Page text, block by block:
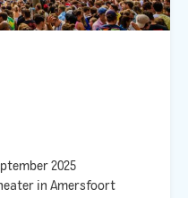
2025
in Amersfoort